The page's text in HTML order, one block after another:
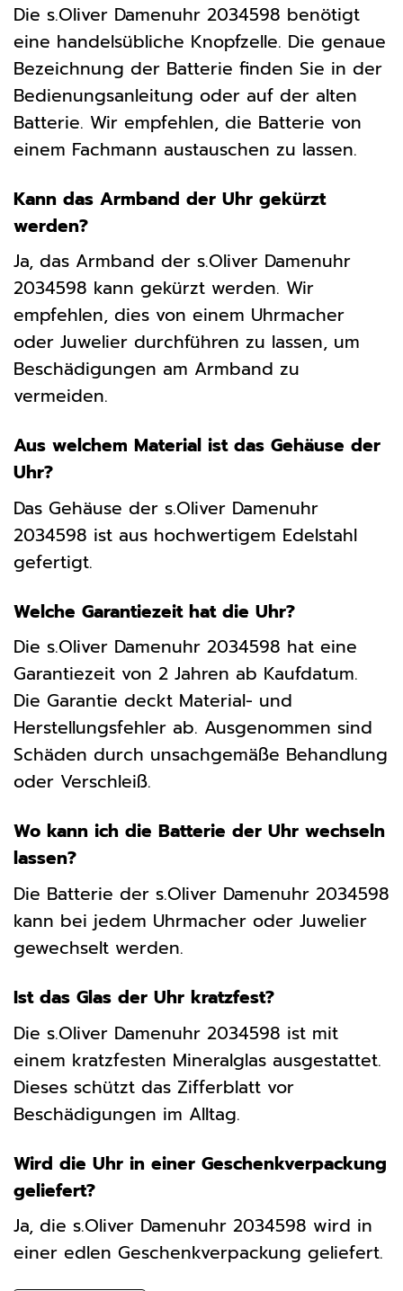
Die s.Oliver Damenuhr 2034598 benötigt
eine handelsübliche Knopfzelle. Die genaue
Bezeichnung der Batterie finden Sie in der
Bedienungsanleitung oder auf der alten
Batterie. Wir empfehlen, die Batterie von
einem Fachmann austauschen zu lassen.
Kann das Armband der Uhr gekürzt
werden?
Ja, das Armband der s.Oliver Damenuhr
2034598 kann gekürzt werden. Wir
empfehlen, dies von einem Uhrmacher
oder Juwelier durchführen zu lassen, um
Beschädigungen am Armband zu
vermeiden.
Aus welchem Material ist das Gehäuse der
Uhr?
Das Gehäuse der s.Oliver Damenuhr
2034598 ist aus hochwertigem Edelstahl
gefertigt.
Welche Garantiezeit hat die Uhr?
Die s.Oliver Damenuhr 2034598 hat eine
Garantiezeit von 2 Jahren ab Kaufdatum.
Die Garantie deckt Material- und
Herstellungsfehler ab. Ausgenommen sind
Schäden durch unsachgemäße Behandlung
oder Verschleiß.
Wo kann ich die Batterie der Uhr wechseln
lassen?
Die Batterie der s.Oliver Damenuhr 2034598
kann bei jedem Uhrmacher oder Juwelier
gewechselt werden.
Ist das Glas der Uhr kratzfest?
Die s.Oliver Damenuhr 2034598 ist mit
einem kratzfesten Mineralglas ausgestattet.
Dieses schützt das Zifferblatt vor
Beschädigungen im Alltag.
Wird die Uhr in einer Geschenkverpackung
geliefert?
Ja, die s.Oliver Damenuhr 2034598 wird in
einer edlen Geschenkverpackung geliefert.